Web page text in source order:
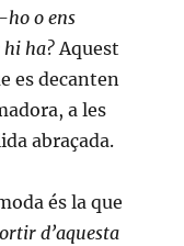
o ens
ha?Aquest
es decanten
a les
abraçada.
és la que
d’aquesta